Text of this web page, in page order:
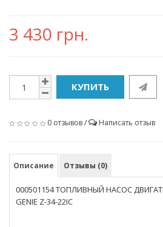
3 430 грн.
КУПИТЬ
0 отзывов/ Написать отзыв
Описание Отзывы (0)
000501154 ТОПЛИВНЫЙ НАСОС
GENIE Z-34-22IC